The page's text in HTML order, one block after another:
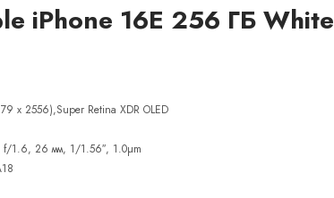
iPhone 16E 256 ГБ White
x 2556),Super Retina XDR OLED
1.6, 26 мм, 1/1.56″, 1.0µm